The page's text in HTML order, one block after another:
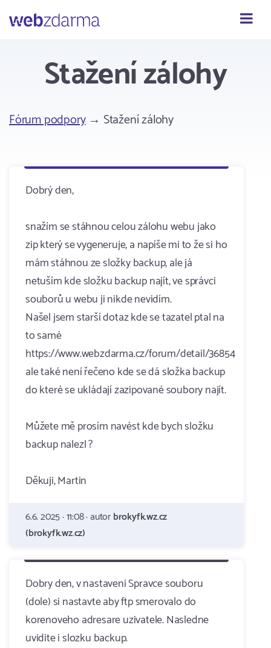
Webzdarma
Stažení zálohy
Fórum podpory→ Stažení zálohy
Dobrý den,
snažím se stáhnou celou zálohu webu jako
zip který se vygeneruje, a napíše mi to že si ho
mám stáhnou ze složky backup, ale já
netuším kde složku backup najít, ve správci
souborů u webu ji nikde nevidím.
Našel jsem starší dotaz kde se tazatel ptal na
to samé
https://www.webzdarma.cz/forum/detail/36854
ale také není řečeno kde se dá složka backup
do které se ukládají zazipované soubory najít.
Můžete mě prosím navést kde bych složku
backup nalezl ?
Děkuji, Martin
6.6. 2025 · 11:08 · autorbrokyfk.wz.cz
(brokyfk.wz.cz)
Dobry den, v nastaveni Spravce souboru
(dole) si nastavte aby ftp smerovalo do
korenoveho adresare uzivatele. Nasledne
uvidite i slozku backup.